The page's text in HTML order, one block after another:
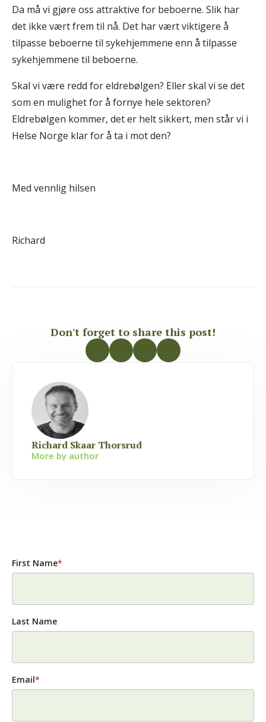
Da må vi gjøre oss attraktive for beboerne. Slik har
det ikke vært frem til nå. Det har vært viktigere å
tilpasse beboerne til sykehjemmene enn å tilpasse
sykehjemmene til beboerne.
Skal vi være redd for eldrebølgen? Eller skal vi se det
som en mulighet for å fornye hele sektoren?
Eldrebølgen kommer, det er helt sikkert, men står vi i
Helse Norge klar for å ta i mot den?
Med vennlig hilsen
Richard
Don't forget to share this post!
Richard Skaar Thorsrud
More by author
First Name*
Last Name
Email*